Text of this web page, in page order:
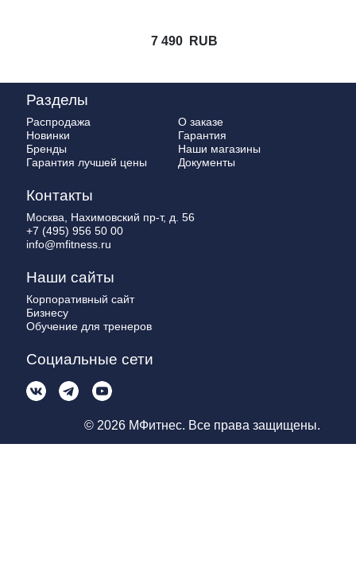
7 490 RUB
Разделы
Распродажа
Новинки
Бренды
Гарантия лучшей цены
О заказе
Гарантия
Наши магазины
Документы
Контакты
Москва, Нахимовский пр-т, д. 56
+7 (495) 956 50 00
info@mfitness.ru
Наши сайты
Корпоративный сайт
Бизнесу
Обучение для тренеров
Социальные сети
© 2026 МФитнес. Все права защищены.